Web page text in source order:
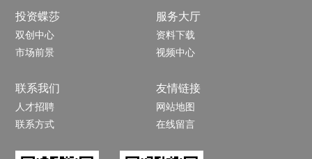
投资蝶莎
双创中心
市场前景
服务大厅
资料下载
视频中心
联系我们
人才招聘
联系方式
友情链接
网站地图
在线留言